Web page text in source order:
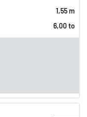
1,55 m
6,00 to